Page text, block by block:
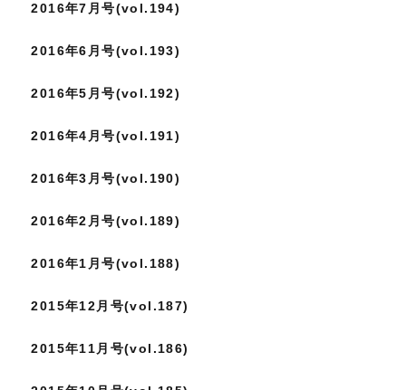
2016年7月号(vol.194)
2016年6月号(vol.193)
2016年5月号(vol.192)
2016年4月号(vol.191)
2016年3月号(vol.190)
2016年2月号(vol.189)
2016年1月号(vol.188)
2015年12月号(vol.187)
2015年11月号(vol.186)